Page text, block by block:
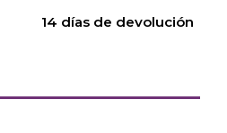
14 días de devolución